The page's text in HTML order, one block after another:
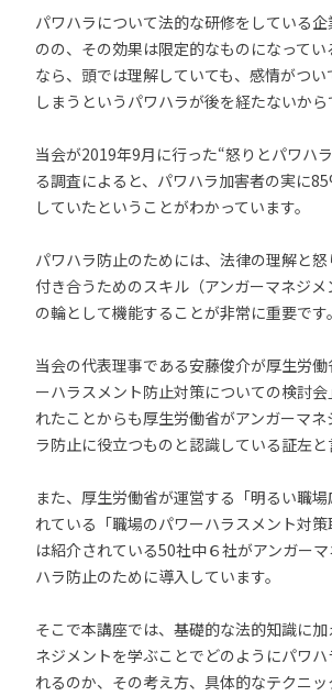
パワハラについて法的な研修をしている企
のの、その効果は限定的なものになって
なら、頭では理解していても、感情がつい
しまうというパワハラが後を経たないから
当会が2019年9月に行った“怒りとパワハ
る調査によると、パワハラ加害者の実に
していたということがわかっています。
パワハラ防止のためには、法律の理解と
付き合うためのスキル（アンガーマネジ
の輪として機能することが非常に重要です。
当会の代表理事である安藤俊介が厚生労
ーハラスメント防止対策についての検討
れたことからも厚生労働省がアンガーマ
ラ防止に役立つものと認識している証左と
また、厚生労働省が運営する「明るい職
れている「職場のパワーハラスメント対
は紹介されている50社中６社がアンガー
ハラ防止のために導入しています。
そこで本講座では、基礎的な法的知識に加
ネジメントを学ぶことでどのようにパワ
れるのか、その考え方、具体的なテクニ